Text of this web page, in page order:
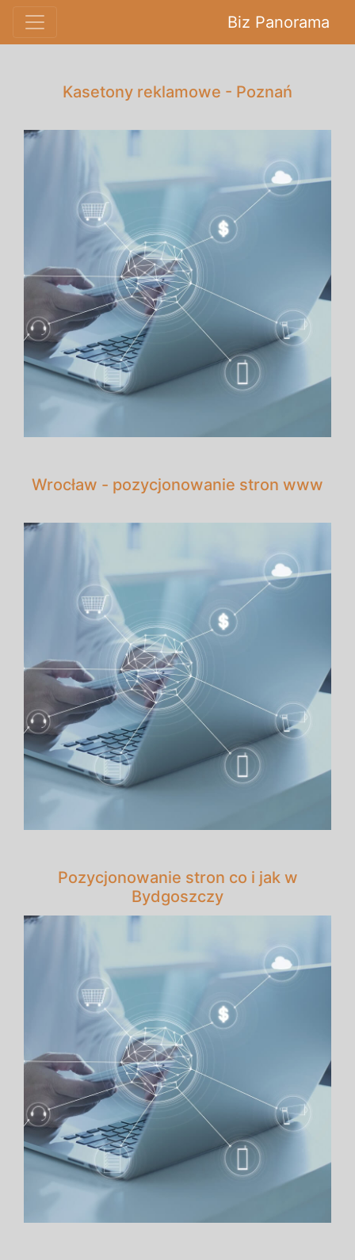
Biz Panorama
Kasetony reklamowe - Poznań
Wrocław - pozycjonowanie stron www
Pozycjonowanie stron co i jak w
Bydgoszczy